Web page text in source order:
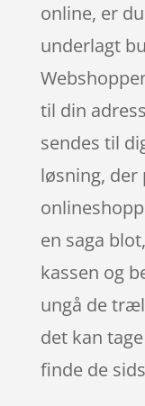
online, er
underlagt
til din
sendes til
løsning, der
en saga
kassen og
ungå de
det kan
finde de